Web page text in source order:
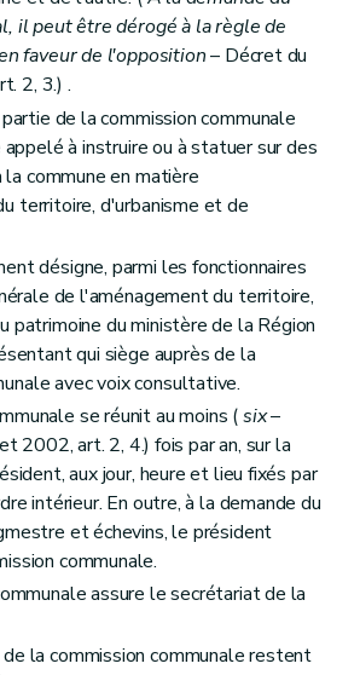
221
222
section 3
Ressources
223
224
section 4 Gestion de l'Institut
225
section 5 Commission consultative
226
section 6
Personnel
228
229
Des indemnités
petit patrimoine populaire
l'archéologie
Des définitions
II Des mesures de protection
Des sondages archéologiques et des fouilles
il peut être dérogé à la règle de
faveur de l'opposition– Décret du
2, 3.) .
de la commission communale
à instruire ou à statuer sur des
commune en matière
territoire, d'urbanisme et de
désigne, parmi les fonctionnaires
de l'aménagement du territoire,
patrimoine du ministère de la Région
qui siège auprès de la
avec voix consultative.
se réunit au moins (six–
2002, art. 2, 4.) fois par an, sur la
aux jour, heure et lieu fixés par
intérieur. En outre, à la demande du
et échevins, le président
communale.
assure le secrétariat de la
la commission communale restent